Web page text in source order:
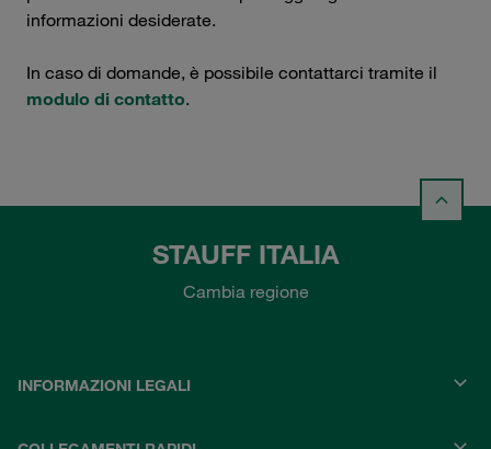
informazioni desiderate.
In caso di domande, è possibile contattarci tramite il
modulo di contatto.
STAUFF ITALIA
Cambia regione
INFORMAZIONI LEGALI